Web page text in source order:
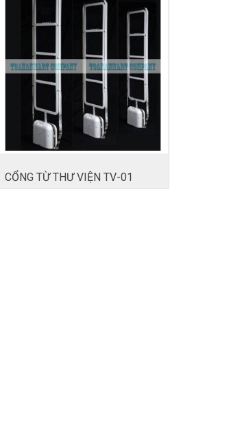
CỔNG TỪ THƯ VIỆN TV-01